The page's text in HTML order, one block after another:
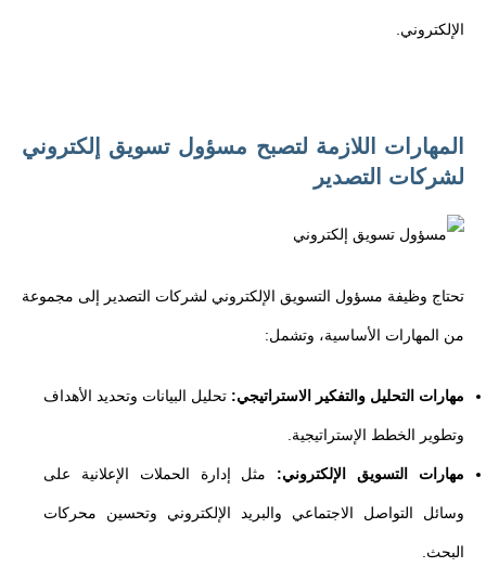
الإلكتروني.
المهارات اللازمة لتصبح مسؤول تسويق إلكتروني
لشركات التصدير
تحتاج وظيفة مسؤول التسويق الإلكتروني لشركات التصدير إلى مجموعة
من المهارات الأساسية، وتشمل:
مهارات التحليل والتفكير الاستراتيجي: تحليل البيانات وتحديد الأهداف
وتطوير الخطط الإستراتيجية.
مهارات التسويق الإلكتروني: مثل إدارة الحملات الإعلانية على
وسائل التواصل الاجتماعي والبريد الإلكتروني وتحسين محركات
البحث.